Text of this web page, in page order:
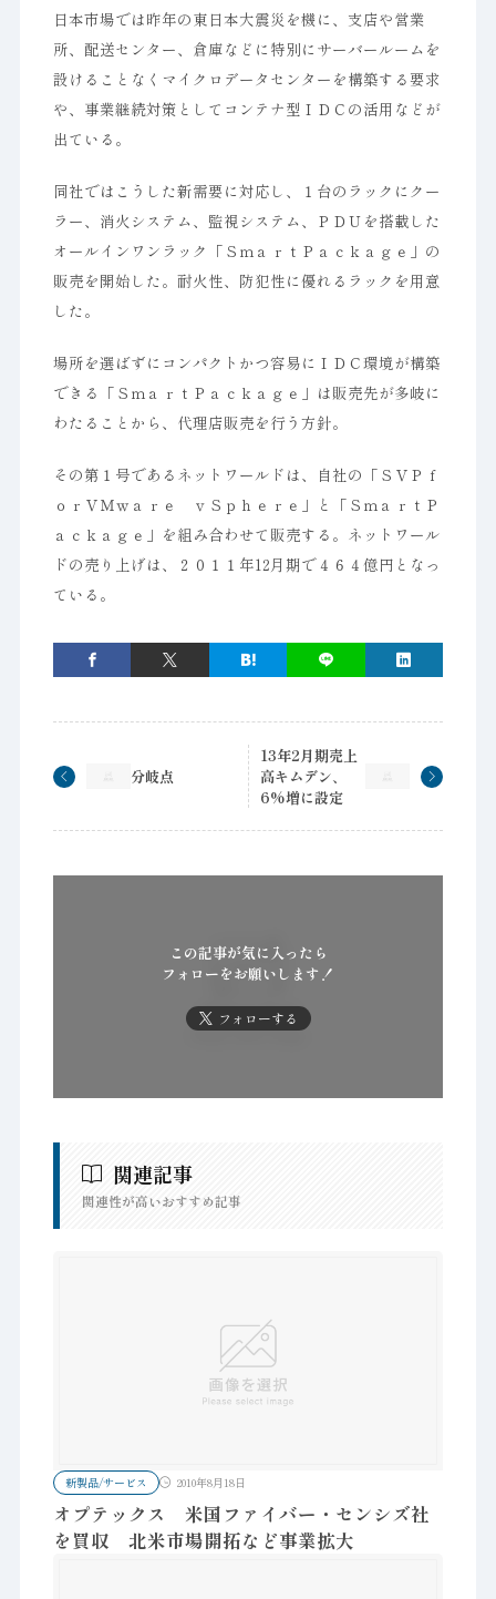
日本市場では昨年の東日本大震災を機に、支店や営業
所、配送センター、倉庫などに特別にサーバールームを
設けることなくマイクロデータセンターを構築する要求
や、事業継続対策としてコンテナ型ＩＤＣの活用などが
出ている。
同社ではこうした新需要に対応し、１台のラックにクー
ラー、消火システム、監視システム、ＰＤＵを搭載した
オールインワンラック「ＳｍａｒｔＰａｃｋａｇｅ」の
販売を開始した。耐火性、防犯性に優れるラックを用意
した。
場所を選ばずにコンパクトかつ容易にＩＤＣ環境が構築
できる「ＳｍａｒｔＰａｃｋａｇｅ」は販売先が多岐に
わたることから、代理店販売を行う方針。
その第１号であるネットワールドは、自社の「ＳＶＰｆ
ｏｒＶＭｗａｒｅ ｖＳｐｈｅｒｅ」と「ＳｍａｒｔＰ
ａｃｋａｇｅ」を組み合わせて販売する。ネットワール
ドの売り上げは、２０１１年12月期で４６４億円となっ
ている。
分岐点
13年2月期売上
高キムデン、
6%増に設定
この記事が気に入ったら
フォローをお願いします！
フォローする
関連記事
関連性が高いおすすめ記事
新製品/サービス 2010年8月18日
オプテックス 米国ファイバー・センシズ社
を買収 北米市場開拓など事業拡大